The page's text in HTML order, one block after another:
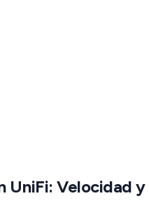
UniFi: Velocidad